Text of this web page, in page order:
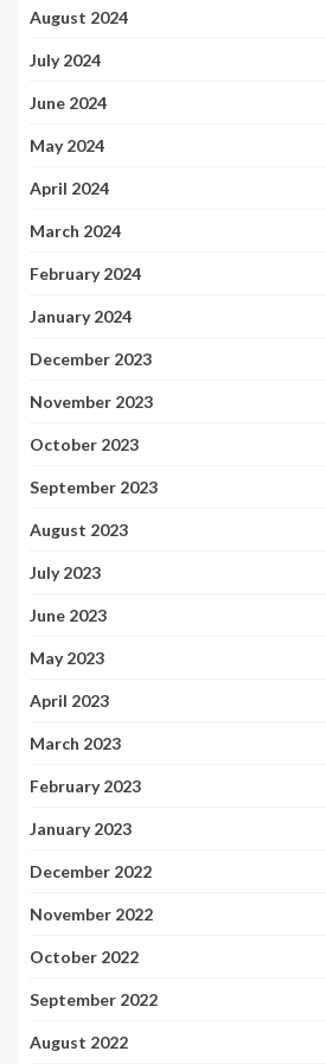
August 2024
July 2024
June 2024
May 2024
April 2024
March 2024
February 2024
January 2024
December 2023
November 2023
October 2023
September 2023
August 2023
July 2023
June 2023
May 2023
April 2023
March 2023
February 2023
January 2023
December 2022
November 2022
October 2022
September 2022
August 2022